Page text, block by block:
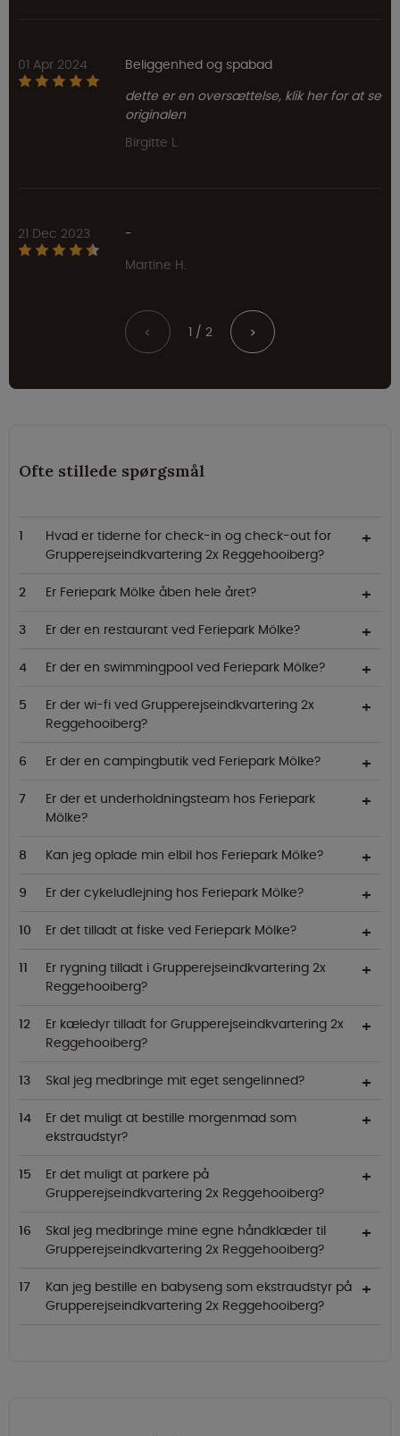
01 Apr 2024
Beliggenhed og spabad
dette er en oversættelse, klik her for at se
originalen
Birgitte L.
21 Dec 2023
-
Martine H.
< 1 / 2 >
Ofte stillede spørgsmål
Hvad er tiderne for check-in og check-out for
Grupperejseindkvartering 2x Reggehooiberg?
Er Feriepark Mölke åben hele året?
Er der en restaurant ved Feriepark Mölke?
Er der en swimmingpool ved Feriepark Mölke?
Er der wi-fi ved Grupperejseindkvartering 2x
Reggehooiberg?
Er der en campingbutik ved Feriepark Mölke?
Er der et underholdningsteam hos Feriepark
Mölke?
Kan jeg oplade min elbil hos Feriepark Mölke?
Er der cykeludlejning hos Feriepark Mölke?
Er det tilladt at fiske ved Feriepark Mölke?
Er rygning tilladt i Grupperejseindkvartering 2x
Reggehooiberg?
Er kæledyr tilladt for Grupperejseindkvartering 2x
Reggehooiberg?
Skal jeg medbringe mit eget sengelinned?
Er det muligt at bestille morgenmad som
ekstraudstyr?
Er det muligt at parkere på
Grupperejseindkvartering 2x Reggehooiberg?
Skal jeg medbringe mine egne håndklæder til
Grupperejseindkvartering 2x Reggehooiberg?
Kan jeg bestille en babyseng som ekstraudstyr på
Grupperejseindkvartering 2x Reggehooiberg?